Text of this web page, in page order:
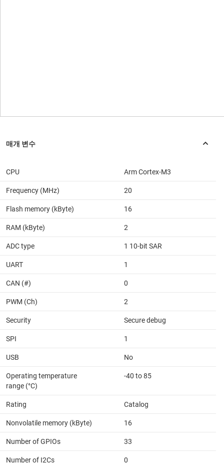
CPU Arm Cortex-M3
Frequency (MHz) 20
Flash memory (kByte) 16
RAM (kByte) 2
ADC type 1 10-bit SAR
UART 1
CAN (#) 0
PWM (Ch) 2
Security Secure debug
SPI 1
USB No
Operating temperature
range (°C)
-40 to 85
Rating Catalog
Nonvolatile memory (kByte) 16
Number of GPIOs 33
Number of I2Cs 0